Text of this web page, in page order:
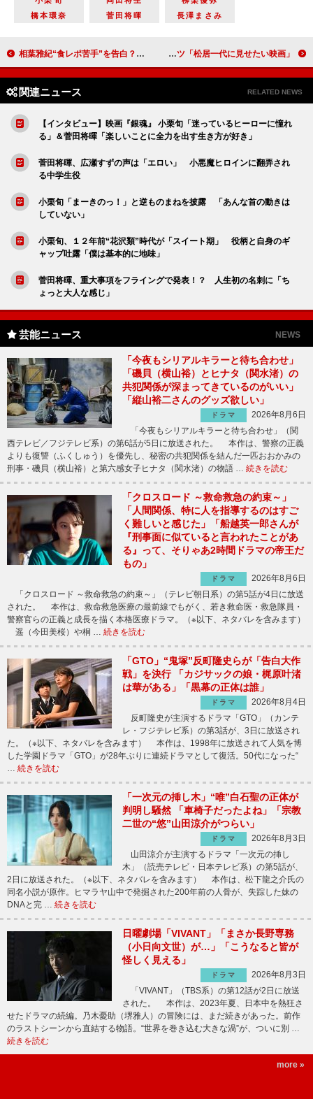
橋本環奈
菅田将暉 長澤まさみ
相葉雅紀“食レポ苦手”を告白？ 「プレッシャーを与えないで…」 門脇麦、人生の転機は「バレエを辞めたこと」 マキタスポーツ「松居一代に見せたい映画」
関連ニュース RELATED NEWS
【インタビュー】映画『銀魂』 小栗旬「迷っているヒーローに憧れ
る」＆菅田将暉「楽しいことに全力を出す生き方が好き」
菅田将暉、広瀬すずの声は「エロい」 小悪魔ヒロインに翻弄され
る中学生役
小栗旬「まーきのっ！」と逆ものまねを披露 「あんな首の動きは
していない」
小栗旬、１２年前“花沢類”時代が「スイート期」 役柄と自身のギ
ャップ吐露「僕は基本的に地味」
菅田将暉、重大事項をフライングで発表！？ 人生初の名刺に「ち
ょっと大人な感じ」
芸能ニュース NEWS
「今夜もシリアルキラーと待ち合わせ」
「磯貝（横山裕）とヒナタ（関水渚）の
共犯関係が深まってきているのがいい」
「縦山裕二さんのグッズ欲しい」
ドラマ
2026年8月6日
「今夜もシリアルキラーと待ち合わせ」（関
西テレビ／フジテレビ系）の第6話が5日に放送された。 本作は、警察の正義
よりも復讐（ふくしゅう）を優先し、秘密の共犯関係を結んだ一匹おおかみの
刑事・磯貝（横山裕）と第六感女子ヒナタ（関水渚）の物語 … 続きを読む
「クロスロード ～救命救急の約束～」
「人間関係、特に人を指導するのはすご
く難しいと感じた」「船越英一郎さんが
『刑事面に似ていると言われたことがあ
る』って、そりゃあ2時間ドラマの帝王だ
もの」
ドラマ
2026年8月6日
「クロスロード ～救命救急の約束～」（テレビ朝日系）の第5話が4日に放送
された。 本作は、救命救急医療の最前線でもがく、若き救命医・救急隊員・
警察官らの正義と成長を描く本格医療ドラマ。（※以下、ネタバレを含みます）
遥（今田美桜）や桐 … 続きを読む
「GTO」“鬼塚”反町隆史らが「告白大作
戦」を決行 「カジサックの娘・梶原叶渚
は華がある」「黒幕の正体は誰」
ドラマ
2026年8月4日
反町隆史が主演するドラマ「GTO」（カンテ
レ・フジテレビ系）の第3話が、3日に放送され
た。（※以下、ネタバレを含みます） 本作は、1998年に放送されて人気を博
した学園ドラマ「GTO」が28年ぶりに連続ドラマとして復活。50代になった“
続きを読む
「一次元の挿し木」“唯”白石聖の正体が
判明し騒然 「車椅子だったよね」「宗教
二世の“悠”山田涼介がつらい」
ドラマ
2026年8月3日
山田涼介が主演するドラマ「一次元の挿し
木」（読売テレビ・日本テレビ系）の第5話が、
2日に放送された。（※以下、ネタバレを含みます） 本作は、松下龍之介氏の
同名小説が原作。ヒマラヤ山中で発掘された200年前の人骨が、失踪した妹の
DNAと完 … 続きを読む
日曜劇場「VIVANT」「まさか長野専務
（小日向文世）が…」「こうなると皆が
怪しく見える」
ドラマ
2026年8月3日
「VIVANT」（TBS系）の第12話が2日に放送
された。 本作は、2023年夏、日本中を熱狂さ
せたドラマの続編。乃木憂助（堺雅人）の冒険には、まだ続きがあった。前作
のラストシーンから直結する物語。“世界を巻き込む大きな渦”が、ついに別 …
続きを読む
more »